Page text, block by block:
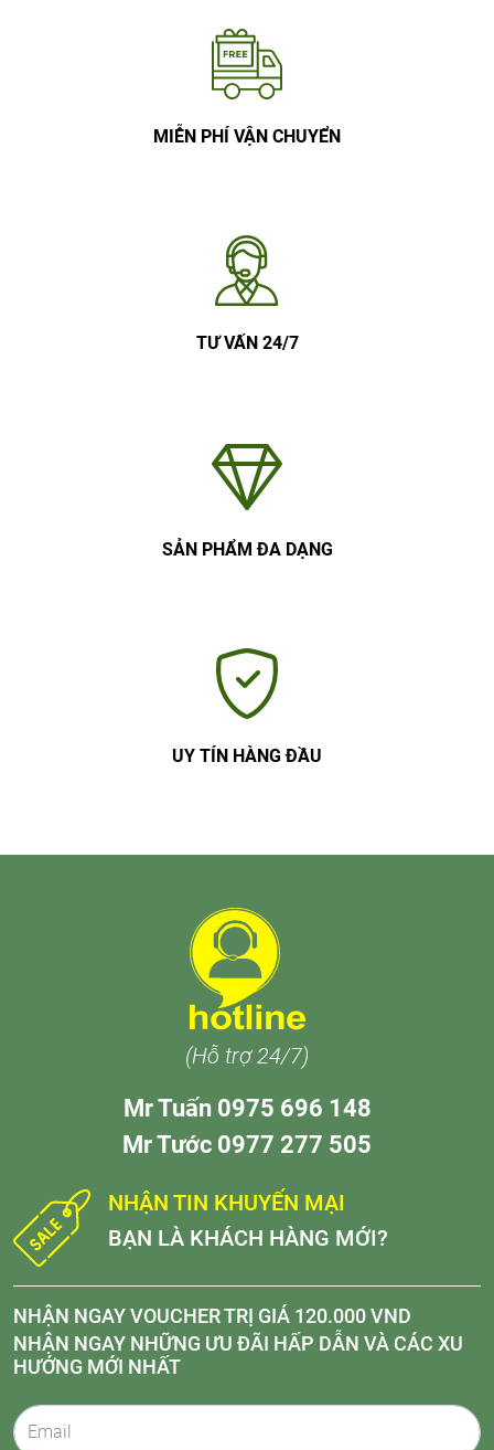
MIỄN PHÍ VẬN CHUYỂN
TƯ VẤN 24/7
SẢN PHẨM ĐA DẠNG
UY TÍN HÀNG ĐẦU
(Hỗ trợ 24/7)
Mr Tuấn 0975 696 148
Mr Tước 0977 277 505
NHẬN TIN KHUYẾN MẠI
BẠN LÀ KHÁCH HÀNG MỚI?
NHẬN NGAY VOUCHER TRỊ GIÁ 120.000 VND
NHẬN NGAY NHỮNG ƯU ĐÃI HẤP DẪN VÀ CÁC XU
HƯỚNG MỚI NHẤT